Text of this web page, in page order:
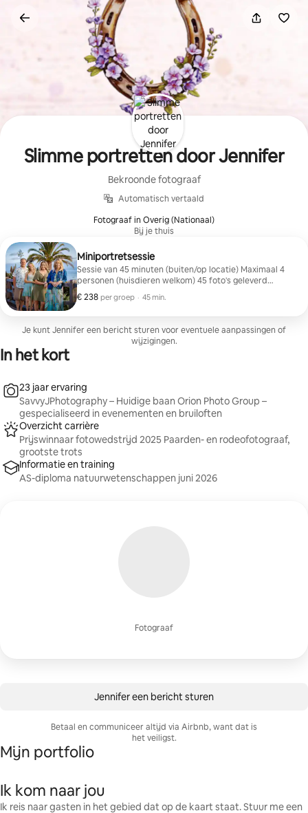
direct
Slimme portretten door Jennifer
Bekroonde fotograaf
Automatisch vertaald
Fotograaf in Overig (Nationaal)
Bij je thuis
Miniportretsessie
Sessie van 45 minuten (buiten/op locatie) Maximaal 4
personen (huisdieren welkom) 45 foto's geleverd
Online galerij / downloads en aankopen op de website
€ 238 per groep
€ 238 per groep
, · 45 min.
Je kunt Jennifer een bericht sturen voor eventuele aanpassingen of
wijzigingen.
In het kort
Fotograaf
23 jaar ervaring
SavvyJPhotography – Huidige baan Orion Photo Group –
gespecialiseerd in evenementen en bruiloften
Overzicht carrière
Prijswinnaar fotowedstrijd 2025 Paarden- en rodeofotograaf,
grootste trots
Informatie en training
AS-diploma natuurwetenschappen juni 2026
Jennifer een bericht sturen
Betaal en communiceer altijd via Airbnb, want dat is
het veiligst.
Mijn portfolio
Ik kom naar jou
Ik reis naar gasten in het gebied dat op de kaart staat. Stuur me een